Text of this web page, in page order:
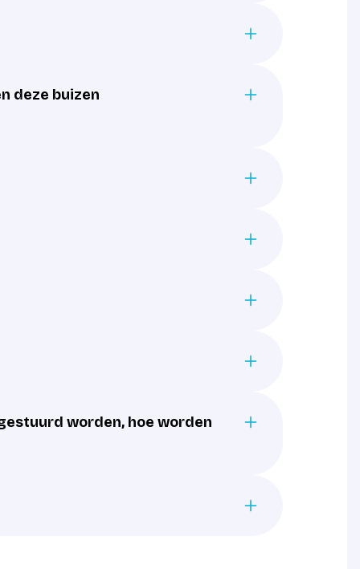
deze buizen
worden, hoe worden